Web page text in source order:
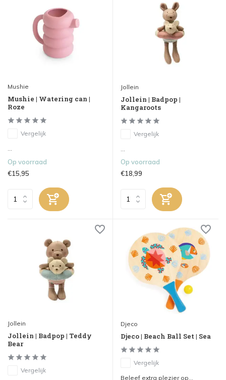
Mushie
Mushie | Watering can |
Roze
Vergelijk
Op voorraad
€15,95
Jollein
Jollein | Badpop |
Kangaroots
Vergelijk
Op voorraad
€18,99
Jollein
Jollein | Badpop | Teddy
Bear
Vergelijk
Djeco
Djeco | Beach Ball Set | Sea
Vergelijk
Beleef extra plezier op...